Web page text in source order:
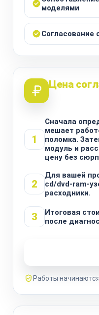
моделями
Согласование
Цена
1
Сначала
мешает
поломка.
модуль и
цену без
2
Для вашей
cd/dvd-ram-
расходники.
3
Итоговая
после
Работы